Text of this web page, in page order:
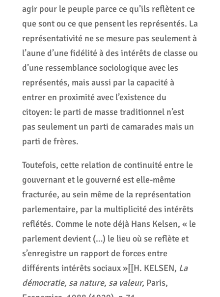
agir pour le peuple parce ce qu’ils reflètent ce
que sont ou ce que pensent les représentés. La
représentativité ne se mesure pas seulement à
l’aune d’une fidélité à des intérêts de classe ou
d’une ressemblance sociologique avec les
représentés, mais aussi par la capacité à
entrer en proximité avec l’existence du
citoyen: le parti de masse traditionnel n’est
pas seulement un parti de camarades mais un
parti de frères.
Toutefois, cette relation de continuité entre le
gouvernant et le gouverné est elle-même
fracturée, au sein même de la représentation
parlementaire, par la multiplicité des intérêts
reflétés. Comme le note déjà Hans Kelsen, « le
parlement devient (…) le lieu où se reflète et
s’enregistre un rapport de forces entre
différents intérêts sociaux »[[H. KELSEN, La
démocratie, sa nature, sa valeur, Paris,